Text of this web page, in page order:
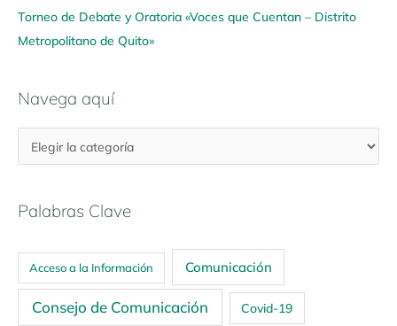
Torneo de Debate y Oratoria «Voces que Cuentan – Distrito
Metropolitano de Quito»
Navega aquí
Palabras Clave
Acceso a la Información Comunicación
Consejo de Comunicación Covid-19